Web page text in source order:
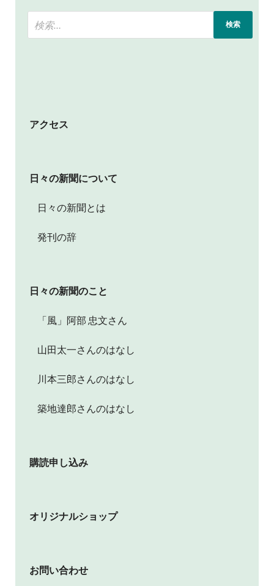
アクセス
日々の新聞について
日々の新聞とは
発刊の辞
日々の新聞のこと
「風」阿部 忠文さん
山田太一さんのはなし
川本三郎さんのはなし
築地達郎さんのはなし
購読申し込み
オリジナルショップ
お問い合わせ